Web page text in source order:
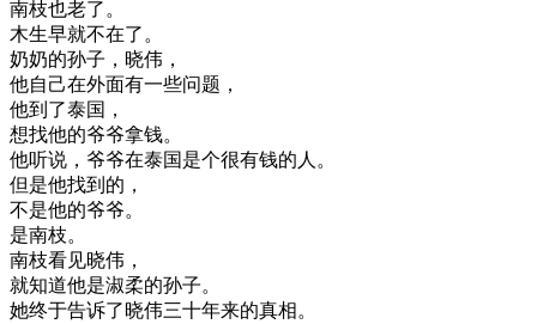
南枝也老了。
木生早就不在了。
奶奶的孙子 ， 晓伟 ，
他自己在外面有一些问题 ，
他到了泰国 ，
想找他的爷爷拿钱。
他听说 ， 爷爷在泰国是个很有钱的人。
但是他找到 的 ，
不是他的爷爷。
是南枝。
南枝看见晓伟 ，
就知道他是淑柔的孙子。
她终于告诉了晓伟三十年来的真相。